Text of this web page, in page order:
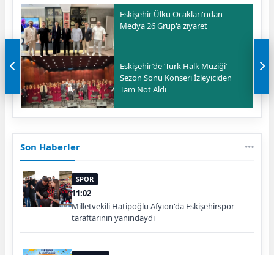
Eskişehir Ülkü Ocakları'ndan
Medya 26 Grup'a ziyaret
Eskişehir’de ‘Türk Halk Müziği’
Sezon Sonu Konseri İzleyiciden
Tam Not Aldı
Son Haberler
SPOR
11:02
Milletvekili Hatipoğlu Afyıon'da Eskişehirspor
taraftarının yanındaydı